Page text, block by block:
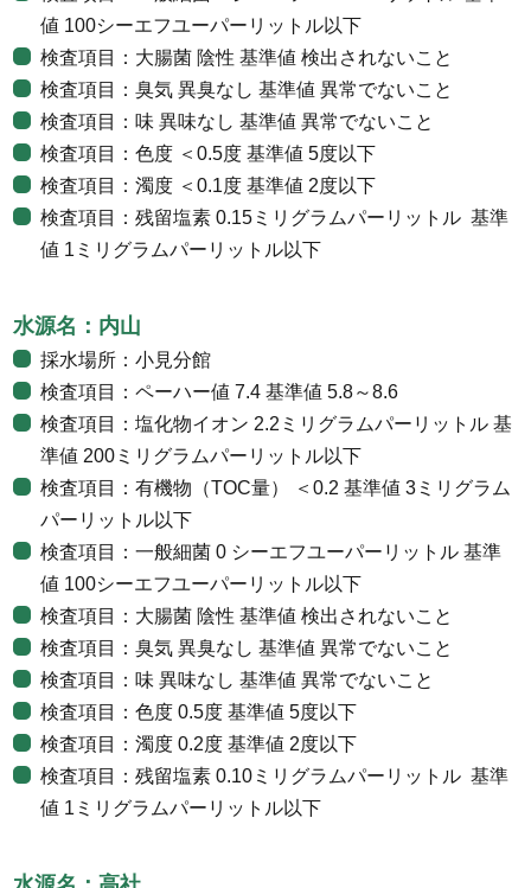
値 100シーエフユーパーリットル以下
検査項目：大腸菌 陰性 基準値 検出されないこと
検査項目：臭気 異臭なし 基準値 異常でないこと
検査項目：味 異味なし 基準値 異常でないこと
検査項目：色度 ＜0.5度 基準値 5度以下
検査項目：濁度 ＜0.1度 基準値 2度以下
検査項目：残留塩素 0.15ミリグラムパーリットル 基準
値 1ミリグラムパーリットル以下
水源名：内山
採水場所：小見分館
検査項目：ペーハー値 7.4 基準値 5.8～8.6
検査項目：塩化物イオン 2.2ミリグラムパーリットル 基
準値 200ミリグラムパーリットル以下
検査項目：有機物（TOC量） ＜0.2 基準値 3ミリグラム
パーリットル以下
検査項目：一般細菌 0 シーエフユーパーリットル 基準
値 100シーエフユーパーリットル以下
検査項目：大腸菌 陰性 基準値 検出されないこと
検査項目：臭気 異臭なし 基準値 異常でないこと
検査項目：味 異味なし 基準値 異常でないこと
検査項目：色度 0.5度 基準値 5度以下
検査項目：濁度 0.2度 基準値 2度以下
検査項目：残留塩素 0.10ミリグラムパーリットル 基準
値 1ミリグラムパーリットル以下